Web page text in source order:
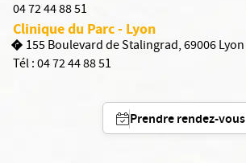
04 72 44 88 51
Clinique du Parc - Lyon
155 Boulevard de Stalingrad, 69006 Lyon
Tél :04 72 44 88 51
Prendre rendez-vous